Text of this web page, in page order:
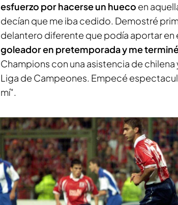
esfuerzo por hacerse un hueco en
decían que me iba cedido. Demostré
delantero diferente que podía aportar en
goleador en pretemporada y me
Champions con una asistencia de chilena
Liga de Campeones. Empecé
mí".